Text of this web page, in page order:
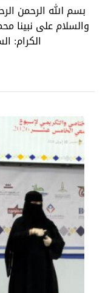
بسم الله الرحمن
والسلام على نبينا
الكرام: